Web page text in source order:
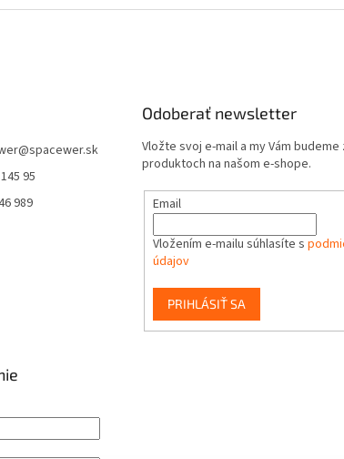
@spacewer.sk
95
989
Odoberať newsletter
Vložte svoj e-mail a my Vám
produktoch na našom e-shope.
Email
Vložením e-mailu súhlasíte s
údajov
PRIHLÁSIŤ SA